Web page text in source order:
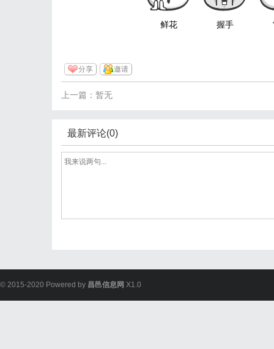
鲜花 握手
分享 邀请
上一篇：暂无
最新评论(0)
© 2015-2020 Powered by 昌邑信息网 X1.0